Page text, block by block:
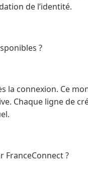
de l’identité.
?
la connexion. Ce
Chaque ligne de
FranceConnect ?